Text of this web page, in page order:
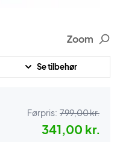
Zoom
Se tilbehør
Førpris: 799,00 kr.
341,00 kr.